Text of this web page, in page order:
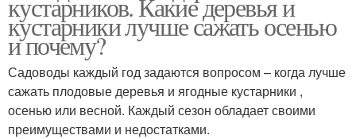
кустарники лучше сажать осенью
и почему?
Садоводы каждый год задаются вопросом – когда лучше
сажать плодовые деревья и ягодные кустарники ,
осенью или весной. Каждый сезон обладает своими
преимуществами и недостатками.